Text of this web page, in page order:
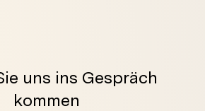
uns ins Gespräch
kommen